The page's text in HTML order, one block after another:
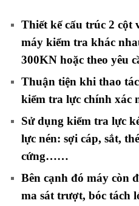
Thiết kế cấu trúc 2 cột
máy kiểm tra khác
300KN hoặc theo yêu
Thuận tiện khi thao
kiểm tra lực chính xác
Sử dụng kiểm tra lực
lực nén: sợi cáp, sắt,
cứng……
Bên cạnh đó máy còn
ma sát trượt, bóc tách